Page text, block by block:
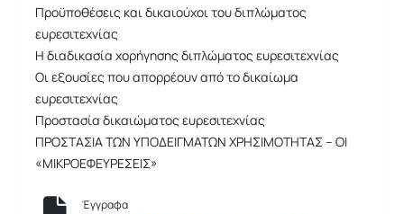
Προϋποθέσεις και δικαιούχοι του διπλώματος
ευρεσιτεχνίας
Η διαδικασία χορήγησης διπλώματος ευρεσιτεχνίας
Οι εξουσίες που απορρέουν από το δικαίωμα
ευρεσιτεχνίας
Προστασία δικαιώματος ευρεσιτεχνίας
ΠΡΟΣΤΑΣΙΑ ΤΩΝ ΥΠΟΔΕΙΓΜΑΤΩΝ ΧΡΗΣΙΜΟΤΗΤΑΣ – ΟΙ
«ΜΙΚΡΟΕΦΕΥΡΕΣΕΙΣ»
Έγγραφα